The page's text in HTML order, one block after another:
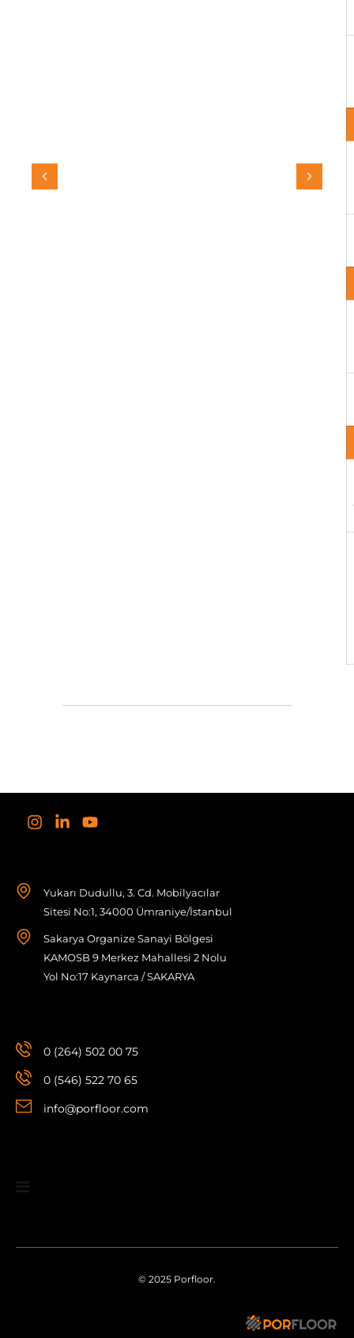
0 (264) 502 00 75
0 (546) 522 70 65
info@porfloor.com
Yukarı Dudullu, 3. Cd. Mobilyacılar
Sitesi No:1, 34000 Ümraniye/İstanbul
Sakarya Organize Sanayi Bölgesi
KAMOSB 9 Merkez Mahallesi 2 Nolu
Yol No:17 Kaynarca / SAKARYA
© 2025 Porfloor.